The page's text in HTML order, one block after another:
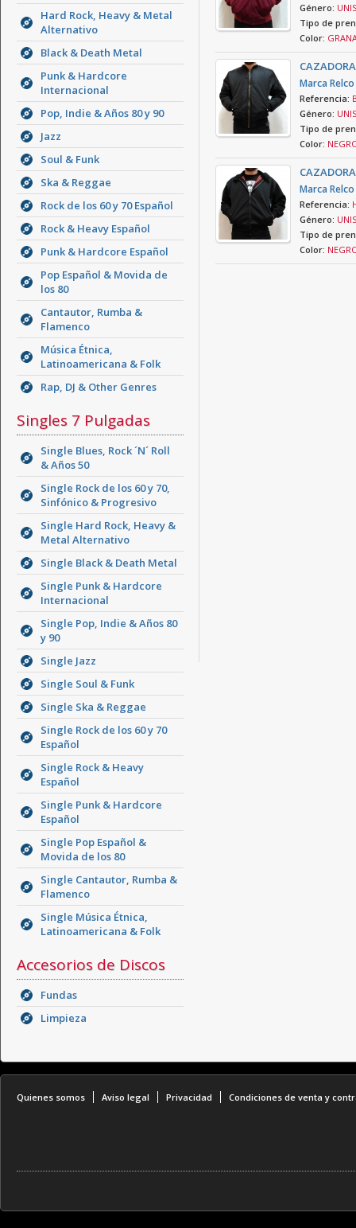
Hard Rock, Heavy & Metal
Alternativo
Black & Death Metal
Punk & Hardcore
Internacional
Pop, Indie & Años 80 y 90
Jazz
Soul & Funk
Ska & Reggae
Rock de los 60 y 70 Español
Rock & Heavy Español
Punk & Hardcore Español
Pop Español & Movida de
los 80
Cantautor, Rumba &
Flamenco
Música Étnica,
Latinoamericana & Folk
Rap, DJ & Other Genres
Singles 7 Pulgadas
Single Blues, Rock ´N´ Roll
& Años 50
Single Rock de los 60 y 70,
Sinfónico & Progresivo
Single Hard Rock, Heavy &
Metal Alternativo
Single Black & Death Metal
Single Punk & Hardcore
Internacional
Single Pop, Indie & Años 80
y 90
Single Jazz
Single Soul & Funk
Single Ska & Reggae
Single Rock de los 60 y 70
Español
Single Rock & Heavy
Español
Single Punk & Hardcore
Español
Single Pop Español &
Movida de los 80
Single Cantautor, Rumba &
Flamenco
Single Música Étnica,
Latinoamericana & Folk
Accesorios de Discos
Fundas
Limpieza
Género:
Tipo de
Color:
Marca Relco
Referencia:
Género:
Tipo de
Color:
Marca Relco
Referencia:
Género:
Tipo de
Color:
Quienes somos Aviso legal Privacidad Condiciones de venta y